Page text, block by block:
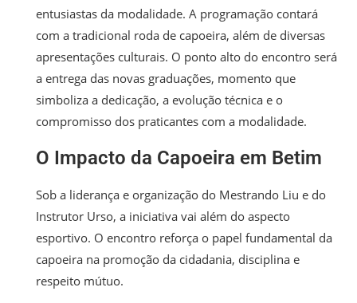
entusiastas da modalidade. A programação contará
com a tradicional roda de capoeira, além de diversas
apresentações culturais. O ponto alto do encontro será
a entrega das novas graduações, momento que
simboliza a dedicação, a evolução técnica e o
compromisso dos praticantes com a modalidade.
O Impacto da Capoeira em Betim
Sob a liderança e organização do Mestrando Liu e do
Instrutor Urso, a iniciativa vai além do aspecto
esportivo. O encontro reforça o papel fundamental da
capoeira na promoção da cidadania, disciplina e
respeito mútuo.